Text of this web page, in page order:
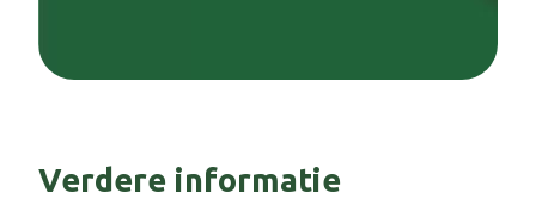
Verdere informatie